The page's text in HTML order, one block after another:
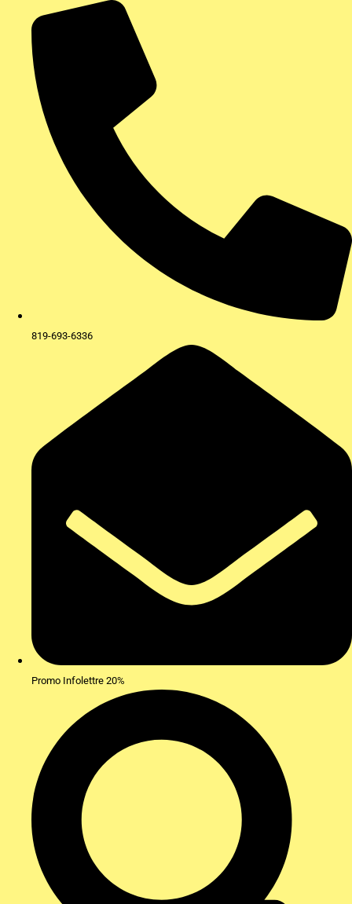
contenu
819-693-6336
Promo Infolettre 20%